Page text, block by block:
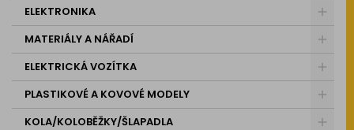
ELEKTRONIKA
MATERIÁLY A NÁŘADÍ
ELEKTRICKÁ VOZÍTKA
PLASTIKOVÉ A KOVOVÉ MODELY
KOLA/KOLOBĚŽKY/ŠLAPADLA